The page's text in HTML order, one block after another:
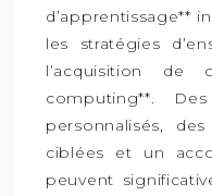
d’apprentissage**
les stratégies
l’acquisition de
computing**.
personnalisés,
ciblées et un
peuvent